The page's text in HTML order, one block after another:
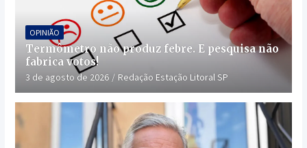
OPINIÃO
Termômetro não produz febre. E pesquisa não
fabrica votos!
3 de agosto de 2026 Redação Estação Litoral SP